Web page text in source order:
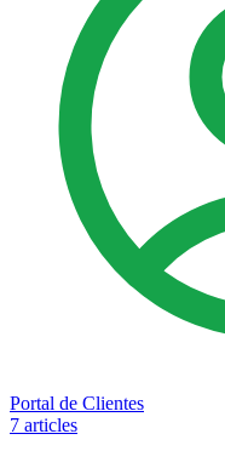
Portal de Clientes
7 articles